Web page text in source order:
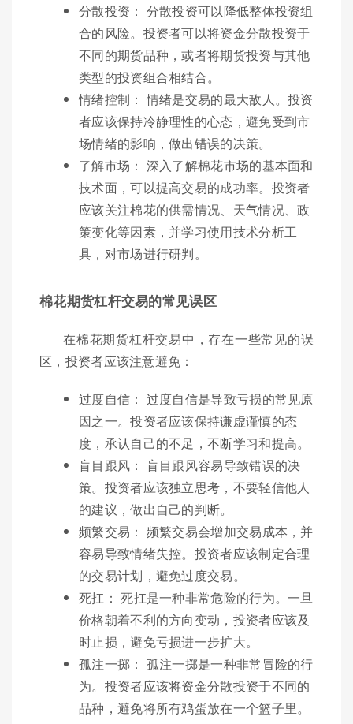
分散投资： 分散投资可以降低整体投资组
合的风险。投资者可以将资金分散投资于
不同的期货品种，或者将期货投资与其他
类型的投资组合相结合。
情绪控制： 情绪是交易的最大敌人。投资
者应该保持冷静理性的心态，避免受到市
场情绪的影响，做出错误的决策。
了解市场： 深入了解棉花市场的基本面和
技术面，可以提高交易的成功率。投资者
应该关注棉花的供需情况、天气情况、政
策变化等因素，并学习使用技术分析工
具，对市场进行研判。
棉花期货杠杆交易的常见误区
在棉花期货杠杆交易中，存在一些常见的误
区，投资者应该注意避免：
过度自信： 过度自信是导致亏损的常见原
因之一。投资者应该保持谦虚谨慎的态
度，承认自己的不足，不断学习和提高。
盲目跟风： 盲目跟风容易导致错误的决
策。投资者应该独立思考，不要轻信他人
的建议，做出自己的判断。
频繁交易： 频繁交易会增加交易成本，并
容易导致情绪失控。投资者应该制定合理
的交易计划，避免过度交易。
死扛： 死扛是一种非常危险的行为。一旦
价格朝着不利的方向变动，投资者应该及
时止损，避免亏损进一步扩大。
孤注一掷： 孤注一掷是一种非常冒险的行
为。投资者应该将资金分散投资于不同的
品种，避免将所有鸡蛋放在一个篮子里。